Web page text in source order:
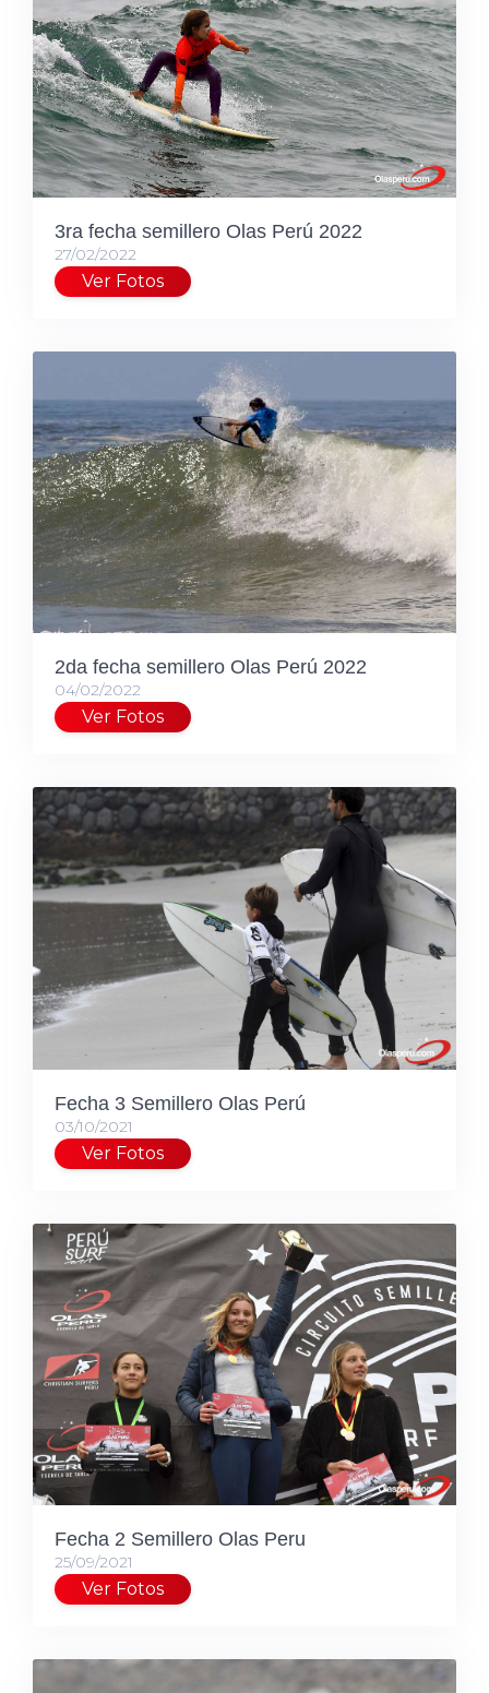
3ra fecha semillero Olas Perú 2022
27/02/2022
Ver Fotos
2da fecha semillero Olas Perú 2022
04/02/2022
Ver Fotos
Fecha 3 Semillero Olas Perú
03/10/2021
Ver Fotos
Fecha 2 Semillero Olas Peru
25/09/2021
Ver Fotos